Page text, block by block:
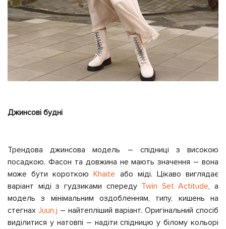
Джинсові будні
Трендова джинсова модель – спідниці з високою
посадкою. Фасон та довжина не мають значення – вона
може бути короткоюKhaite або міді. Цікаво виглядає
варіант міді з гудзиками спереду Twin Set Actitude, а
модель з мінімальним оздобленням, типу, кишень на
стегнах Juun.j – найтепліший варіант. Оригінальний спосіб
виділитися у натовпі – надіти спідницю у білому кольорі